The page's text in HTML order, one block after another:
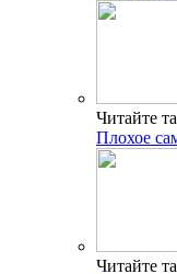
Читайте
Плохое
Читайте